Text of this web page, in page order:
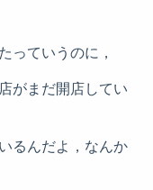
っていうのに，
がまだ開店してい
るんだよ，なんか